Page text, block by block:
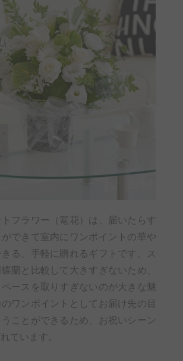
フラワー（篭花）は、届いたらす
ができて室内にワンポイントの華や
る、手軽に贈れるギフトです。ス
蘭と比較して大きすぎないため、
ースを取りすぎないのが大きな魅
ワンポイントとしてお届け先の目
ことができるため、お祝いシーン
ています。